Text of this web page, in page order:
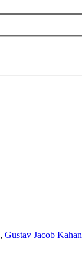
, Gustav Jacob Kahan